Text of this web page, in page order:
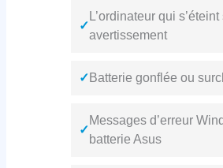
✓
L’ordinateur qui
avertissement
✓ Batterie gonflée ou
✓
Messages d’erreur
batterie Asus